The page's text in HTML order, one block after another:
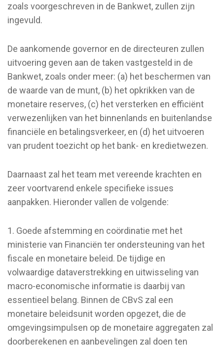
zoals voorgeschreven in de Bankwet, zullen zijn
ingevuld.
De aankomende governor en de directeuren zullen
uitvoering geven aan de taken vastgesteld in de
Bankwet, zoals onder meer: (a) het beschermen van
de waarde van de munt, (b) het opkrikken van de
monetaire reserves, (c) het versterken en efficiënt
verwezenlijken van het binnenlands en buitenlandse
financiële en betalingsverkeer, en (d) het uitvoeren
van prudent toezicht op het bank- en kredietwezen.
Daarnaast zal het team met vereende krachten en
zeer voortvarend enkele specifieke issues
aanpakken. Hieronder vallen de volgende:
1. Goede afstemming en coördinatie met het
ministerie van Financiën ter ondersteuning van het
fiscale en monetaire beleid. De tijdige en
volwaardige dataverstrekking en uitwisseling van
macro-economische informatie is daarbij van
essentieel belang. Binnen de CBvS zal een
monetaire beleidsunit worden opgezet, die de
omgevingsimpulsen op de monetaire aggregaten zal
doorberekenen en aanbevelingen zal doen ten